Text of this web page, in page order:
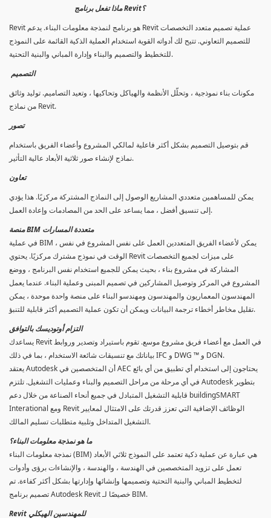
ماذا تفعل برنامج Revit؟
Revit هو برنامج لنمذجة معلومات البناء. يدعم Revit عملية تصميم متعدد التخصصات
للتصميم التعاوني. تتيح لك أدواته القوية استخدام العملية الذكية القائمة على النموذج
للتخطيط والتصميم والبناء وإدارة المباني والبنية التحتية.
التصميم
مكونات بناء نموذجية ، وتحلّل الأنظمة والهياكل وتحاكيها ، وتعيد التصاميم. توليد وثائق
من نماذج Revit.
تصور
قم بتوصيل التصميم بشكل أكثر فاعلية لمالكي المشروع وأعضاء الفريق باستخدام
نماذج لإنشاء صور ثلاثية الأبعاد عالية التأثير.
تعاون
يمكن للمساهمين متعددي المشاريع الوصول إلى النماذج المشتركة مركزيًا. هذا يؤدي
إلى تنسيق أفضل ، مما يساعد على الحد من المصادمات وإعادة العمل.
منصة BIM متعددة المسارات
في عملية BIM ، يمكن لأعضاء الفريق المتعددين العمل على نفس المشروع في نفس
الوقت في نموذج مشترك مركزيًا. يحتوي Revit على ميزات لجميع التخصصات
المشاركة في مشروع بناء ، بحيث يمكن للجميع استخدام نفس البرنامج ، ووضع
المشروع في المركز وتوصيل المشاركين في تصميم المبنى وعملية البناء. عندما يعمل
المهندسون المعماريون والمهندسون ومهندسو البناء على منصة واحدة موحدة ، يمكن
تقليل مخاطر أخطاء ترجمة البيانات ويمكن أن تكون عملية التصميم أكثر قابلية للتنبؤ.
التزام أوتوديسك بالتوافق
يساعدك Revit في العمل مع أعضاء فريق مشروع موسع. تقوم باستيراد وتصدير وروابط
بياناتك مع تنسيقات شائعة الاستخدام ، بما في ذلك IFC و DWG ™ و DGN.
يعتقد Autodesk أن المتخصصين في AEC يحتاجون إلى استخدام أي تطبيق من أي بائع
في أي مرحلة من مراحل التصميم والبناء وعمليات التشغيل. تلتزم Autodesk بتطوير
قابلية التشغيل المتبادل في جميع أنحاء الصناعة من خلال دعم buildingSMART
Interational ومع Revit الوظائف الإضافية التي تعزز قدرتك على الامتثال لمعايير
التشغيل المتداخل وتلبية متطلبات تسليم المالك.
ما هو نمذجة معلومات البناء؟
نمذجة معلومات البناء (BIM) هي عبارة عن عملية ذكية تعتمد على النموذج ثلاثي الأبعاد
تعمل على تزويد المتخصصين في الهندسة ، والهندسة ، والإنشاءات برؤى وأدوات
لتخطيط المباني والبنية التحتية وتصميمها وإنشائها وإدارتها بشكل أكثر كفاءة. تم
تصميم برنامج Autodesk Revit خصيصًا لـ BIM.
Revit للمهندسين الهيكلي